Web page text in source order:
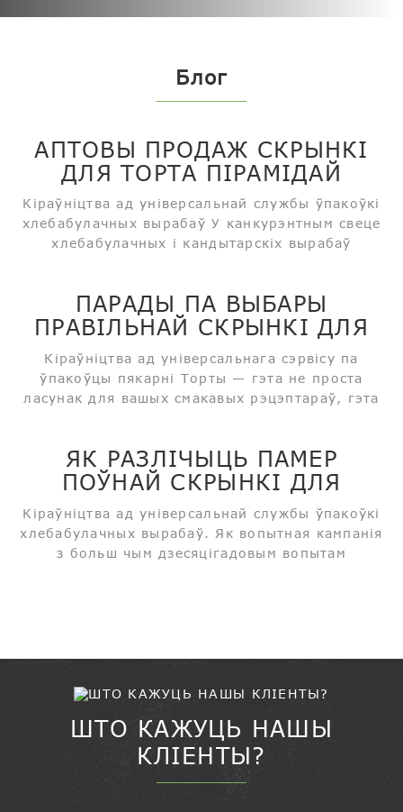
Блог
АПТОВЫ ПРОДАЖ СКРЫНКІ
ДЛЯ ТОРТА ПІРАМІДАЙ
Кіраўніцтва ад універсальнай службы ўпакоўкі
хлебабулачных вырабаў У канкурэнтным свеце
хлебабулачных і кандытарскіх вырабаў
прывабны інструмент для кліентаў. Сярод
усіх...
ПАРАДЫ ПА ВЫБАРЫ
ПРАВІЛЬНАЙ СКРЫНКІ ДЛЯ
ТОРТА
Кіраўніцтва ад універсальнага сэрвісу па
ўпакоўцы пякарні Торты — гэта не проста
ласунак для вашых смакавых рэцэптараў, гэта
— усё гэта ў гэтых мяккіх, пухнатых салодкіх
пластах. А скрынка для торта? Гэта н...
ЯК РАЗЛІЧЫЦЬ ПАМЕР
ПОЎНАЙ СКРЫНКІ ДЛЯ
ТОРТА?
Кіраўніцтва ад універсальнай службы ўпакоўкі
хлебабулачных вырабаў. Як вопытная кампанія
з больш чым дзесяцігадовым вопытам
ШТО КАЖУЦЬ НАШЫ
КЛІЕНТЫ?